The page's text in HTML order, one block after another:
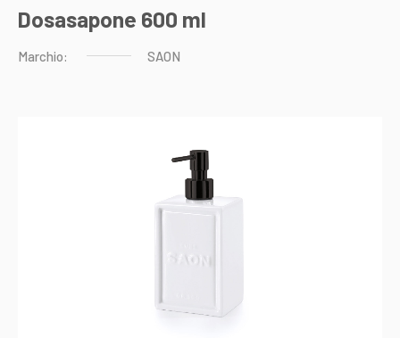
Dosasapone 600 ml
Marchio: SAON